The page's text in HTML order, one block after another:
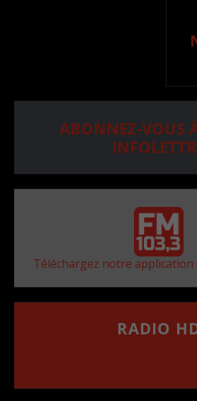
ABONNEZ-VOUS
Téléchargez notre application
RADIO